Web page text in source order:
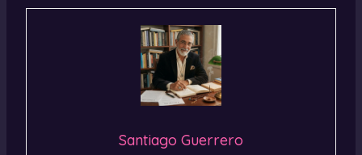
Santiago Guerrero